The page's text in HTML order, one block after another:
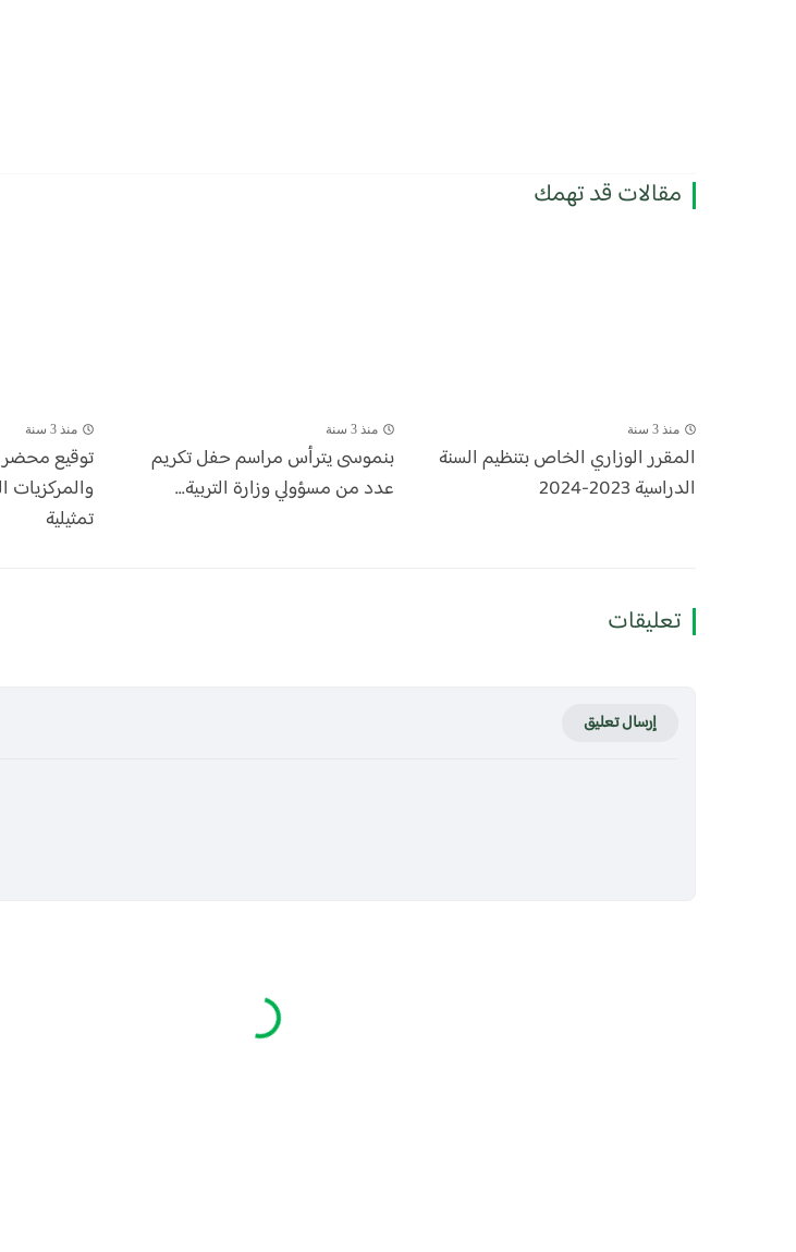
مقالات قد تهمك
منذ 3 سنة
المقرر الوزاري الخاص بتنظيم السنة
الدراسية 2023-2024
منذ 3 سنة
بنموسى يترأس مراسم حفل تكريم
عدد من مسؤولي وزارة التربية...
منذ 3 سنة
توقيع محضر
والمركزيات
تمثيلية
تعليقات
إرسال تعليق